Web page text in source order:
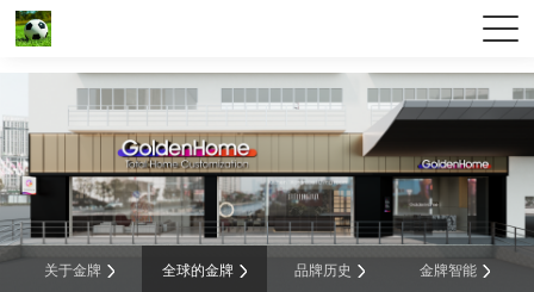
关于金牌 全球的金牌 品牌历史 金牌智能